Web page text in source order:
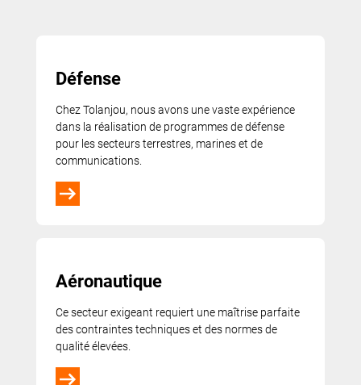
Défense
Chez Tolanjou, nous avons une vaste expérience
dans la réalisation de programmes de défense
pour les secteurs terrestres, marines et de
communications.
Aéronautique
Ce secteur exigeant requiert une maîtrise parfaite
des contraintes techniques et des normes de
qualité élevées.